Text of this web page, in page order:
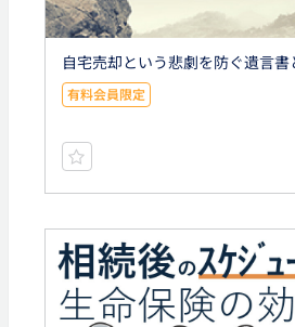
自宅売却という悲劇を防ぐ遺言書
有料会員限定